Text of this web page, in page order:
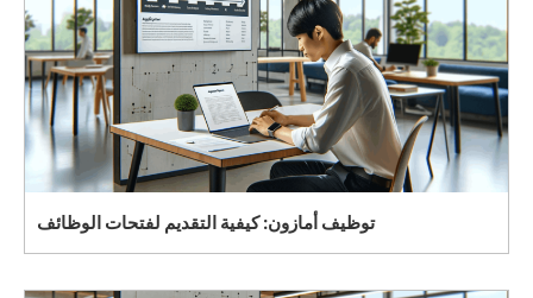
توظيف أمازون: كيفية التقديم لفتحات الوظائف